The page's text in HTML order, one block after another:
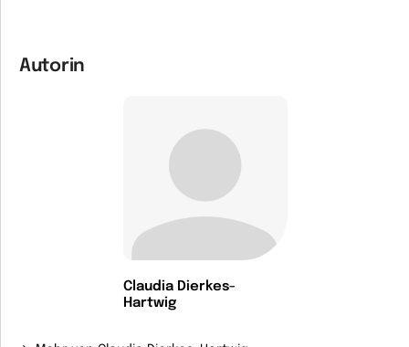
Autorin
Claudia Dierkes-
Hartwig